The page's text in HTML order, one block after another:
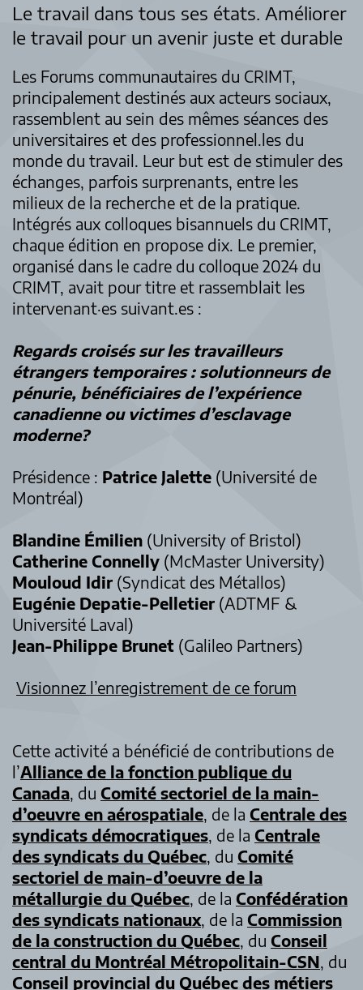
Le travail dans tous ses états. Améliorer
le travail pour un avenir juste et durable
Les Forums communautaires du CRIMT,
principalement destinés aux acteurs sociaux,
rassemblent au sein des mêmes séances des
universitaires et des professionnel.les du
monde du travail. Leur but est de stimuler des
échanges, parfois surprenants, entre les
milieux de la recherche et de la pratique.
Intégrés aux colloques bisannuels du CRIMT,
chaque édition en propose dix. Le premier,
organisé dans le cadre du colloque 2024 du
CRIMT, avait pour titre et rassemblait les
intervenant·es suivant.es :
Regards croisés sur les travailleurs
étrangers temporaires : solutionneurs de
pénurie, bénéficiaires de l’expérience
canadienne ou victimes d’esclavage
moderne?
Présidence : Patrice Jalette (Université de
Montréal)
Blandine Émilien (University of Bristol)
Catherine Connelly (McMaster University)
Mouloud Idir (Syndicat des Métallos)
Eugénie Depatie-Pelletier (ADTMF &
Université Laval)
Jean-Philippe Brunet (Galileo Partners)
Visionnez l’enregistrement de ce forum
Cette activité a bénéficié de contributions de
l’Alliance de la fonction publique du
Canada, du Comité sectoriel de la main-
d’oeuvre en aérospatiale, de la Centrale des
syndicats démocratiques, de la Centrale
des syndicats du Québec, du Comité
sectoriel de main-d’oeuvre de la
métallurgie du Québec, de la Confédération
des syndicats nationaux, de la Commission
de la construction du Québec, du Conseil
central du Montréal Métropolitain-CSN, du
Conseil provincial du Québec des métiers